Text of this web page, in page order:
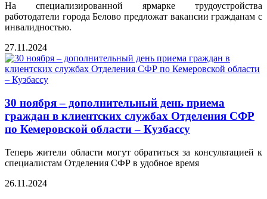
На специализированной ярмарке трудоустройства
работодатели города Белово предложат вакансии гражданам с
инвалидностью.
27.11.2024
30 ноября – дополнительный день приема
граждан в клиентских службах Отделения СФР
по Кемеровской области – Кузбассу
Теперь жители области могут обратиться за консультацией к
специалистам Отделения СФР в удобное время
26.11.2024